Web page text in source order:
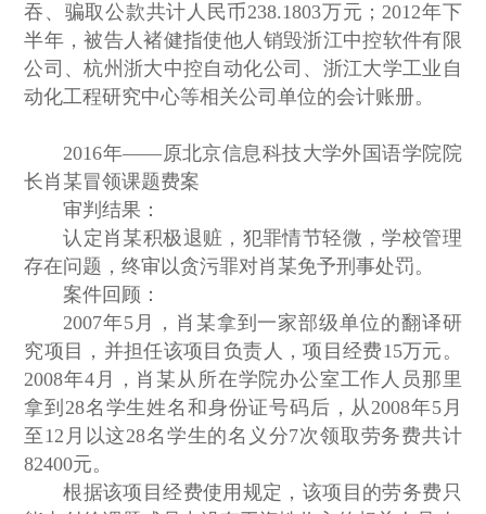
吞、骗取公款共计人民币238.1803万元；2012年下
半年，被告人褚健指使他人销毁浙江中控软件有限
公司、杭州浙大中控自动化公司、浙江大学工业自
动化工程研究中心等相关公司单位的会计账册。
2016年——原北京信息科技大学外国语学院院
长肖某冒领课题费案
审判结果：
认定肖某积极退赃，犯罪情节轻微，学校管理
存在问题，终审以贪污罪对肖某免予刑事处罚。
案件回顾：
2007年5月，肖某拿到一家部级单位的翻译研
究项目，并担任该项目负责人，项目经费15万元。
2008年4月，肖某从所在学院办公室工作人员那里
拿到28名学生姓名和身份证号码后，从2008年5月
至12月以这28名学生的名义分7次领取劳务费共计
82400元。
根据该项目经费使用规定，该项目的劳务费只